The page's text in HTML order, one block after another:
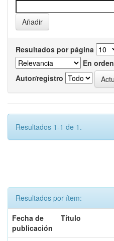
Resultados por página
En orden
Autor/registro
Resultados 1-1 de 1.
Resultados por ítem:
Fecha de
publicación
Título